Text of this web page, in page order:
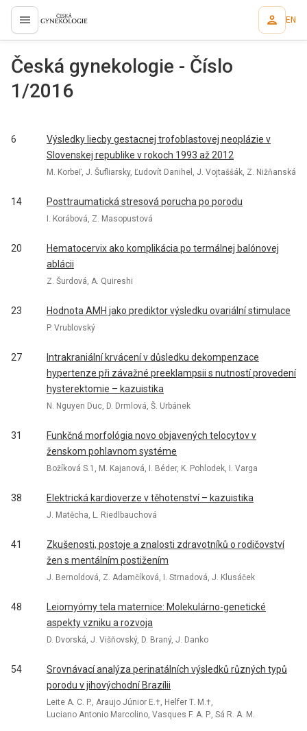
proLékaře.cz EN
Česká gynekologie - Číslo
1/2016
6
Výsledky liecby gestacnej trofoblastovej neoplázie v
Slovenskej republike v rokoch 1993 až 2012
M. Korbeľ, J. Šufliarsky, Ľudovít Danihel, J. Vojtaššák, Z. Nižňanská
14 Posttraumatická stresová porucha po porodu
I. Korábová, Z. Masopustová
20
Hematocervix ako komplikácia po termálnej balónovej
ablácii
Z. Šurdová, A. Quireshi
23 Hodnota AMH jako prediktor výsledku ovariální stimulace
P. Vrublovský
27
Intrakraniální krvácení v důsledku dekompenzace
hypertenze při závažné preeklampsii s nutností provedení
hysterektomie – kazuistika
N. Nguyen Duc, D. Drmlová, Š. Urbánek
31
Funkčná morfológia novo objavených telocytov v
ženskom pohlavnom systéme
Božíková S.1, M. Kajanová, I. Béder, K. Pohlodek, I. Varga
38 Elektrická kardioverze v těhotenství – kazuistika
J. Matěcha, L. Riedlbauchová
41
Zkušenosti, postoje a znalosti zdravotníků o rodičovství
žen s mentálním postižením
J. Bernoldová, Z. Adamčíková, I. Strnadová, J. Klusáček
48
Leiomyómy tela maternice: Molekulárno-genetické
aspekty vzniku a rozvoja
D. Dvorská, J. Višňovský, D. Braný, J. Danko
54
Srovnávací analýza perinatálních výsledků různých typů
porodu v jihovýchodní Brazílii
Leite A. C. P., Araujo Júnior E.†, Helfer T. M.†,
Luciano Antonio Marcolino, Vasques F. A. P., Sá R. A. M.